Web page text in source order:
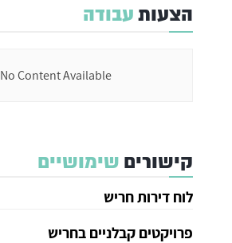
הצעותעבודה
No Content Available
קישורים שימושיים
לוח דירות חריש
פרויקטים קבלניים בחריש